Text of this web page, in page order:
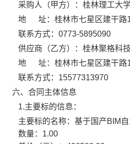
采购人（甲方）： 桂林理工大
地 址： 桂林市七星区建干路
联系方式： 0773-5895090
供应商（乙方）： 桂林聚格科
地 址： 桂林市七星区建干路
联系方式： 15577313970
六、合同主体信息
1.主要标的信息：
主要标的名称： 基于国产BIM
数量： 1.00